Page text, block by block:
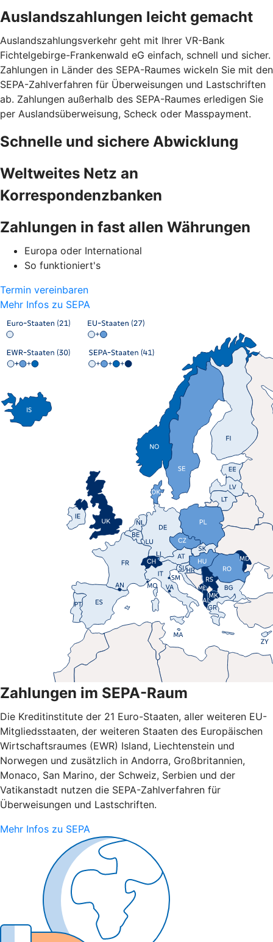
Auslandszahlungen leicht gemacht
Auslandszahlungsverkehr geht mit Ihrer VR-Bank
Fichtelgebirge-Frankenwald eG einfach, schnell und sicher.
Zahlungen in Länder des SEPA-Raumes wickeln Sie mit den
SEPA-Zahlverfahren für Überweisungen und Lastschriften
ab. Zahlungen außerhalb des SEPA-Raumes erledigen Sie
per Auslandsüberweisung, Scheck oder Masspayment.
Schnelle und sichere Abwicklung
Weltweites Netz an
Korrespondenzbanken
Zahlungen in fast allen Währungen
Europa oder International
So funktioniert's
Termin vereinbaren
Mehr Infos zu SEPA
Zahlungen im SEPA-Raum
Die Kreditinstitute der 21 Euro-Staaten, aller weiteren EU-
Mitgliedsstaaten, der weiteren Staaten des Europäischen
Wirtschaftsraumes (EWR) Island, Liechtenstein und
Norwegen und zusätzlich in Andorra, Großbritannien,
Monaco, San Marino, der Schweiz, Serbien und der
Vatikanstadt nutzen die SEPA-Zahlverfahren für
Überweisungen und Lastschriften.
Mehr Infos zu SEPA